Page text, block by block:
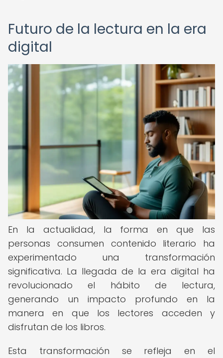
Futuro de la lectura en la era
digital
En la actualidad, la forma en que las
personas consumen contenido literario ha
experimentado una transformación
significativa. La llegada de la era digital ha
revolucionado el hábito de lectura,
generando un impacto profundo en la
manera en que los lectores acceden y
disfrutan de los libros.
Esta transformación se refleja en el